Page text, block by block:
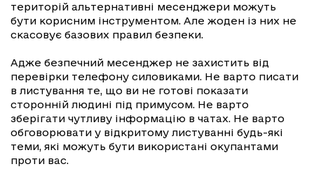
територій альтернативні месенджери можуть
бути корисним інструментом. Але жоден із них не
скасовує базових правил безпеки.
Адже безпечний месенджер не захистить від
перевірки телефону силовиками. Не варто писати
в листування те, що ви не готові показати
сторонній людині під примусом. Не варто
зберігати чутливу інформацію в чатах. Не варто
обговорювати у відкритому листуванні будь-які
теми, які можуть бути використані окупантами
проти вас.